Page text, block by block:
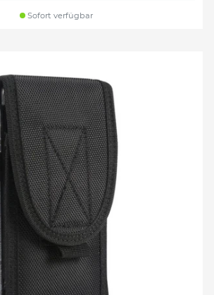
Sofort verfügbar